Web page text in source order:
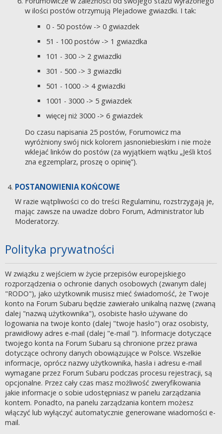
w ilości postów otrzymują Plejadowe gwiazdki. I tak:
0 - 50 postów -> 0 gwiazdek
51 - 100 postów -> 1 gwiazdka
101 - 300 -> 2 gwiazdki
301 - 500 -> 3 gwiazdki
501 - 1000 -> 4 gwiazdki
1001 - 3000 -> 5 gwiazdek
więcej niż 3000 -> 6 gwiazdek
Do czasu napisania 25 postów, Forumowicz ma
wyróżniony swój nick kolorem jasnoniebieskim i nie może
wklejać linków do postów (za wyjątkiem wątku „Jeśli ktoś
zna egzemplarz, proszę o opinię”).
POSTANOWIENIA KOŃCOWE
W razie wątpliwości co do treści Regulaminu, rozstrzygają je,
mając zawsze na uwadze dobro Forum, Administrator lub
Moderatorzy.
Polityka prywatności
W związku z wejściem w życie przepisów europejskiego
rozporządzenia o ochronie danych osobowych (zwanym dalej
"RODO"), jako użytkownik musisz mieć świadomość, że Twoje
konto na Forum Subaru będzie zawierało unikalną nazwę (zwaną
dalej "nazwą użytkownika"), osobiste hasło używane do
logowania na twoje konto (dalej "twoje hasło") oraz osobisty,
prawidłowy adres e-mail (dalej "e-mail "). Informacje dotyczące
twojego konta na Forum Subaru są chronione przez prawa
dotyczące ochrony danych obowiązujące w Polsce. Wszelkie
informacje, oprócz nazwy użytkownika, hasła i adresu e-mail
wymagane przez Forum Subaru podczas procesu rejestracji, są
opcjonalne. Przez cały czas masz możliwość zweryfikowania
jakie informacje o sobie udostępniasz w panelu zarządzania
kontem. Ponadto, na panelu zarządzania kontem możesz
włączyć lub wyłączyć automatycznie generowane wiadomości e-
mail.